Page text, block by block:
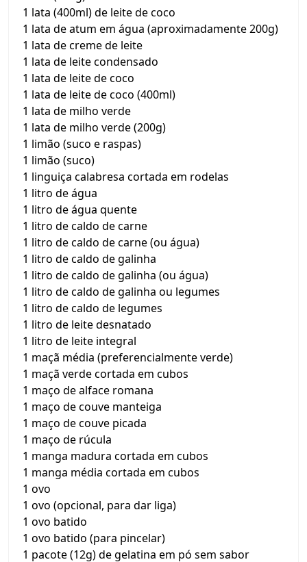
1 lata (400ml) de leite de coco
1 lata de atum em água (aproximadamente 200g)
1 lata de creme de leite
1 lata de leite condensado
1 lata de leite de coco
1 lata de leite de coco (400ml)
1 lata de milho verde
1 lata de milho verde (200g)
1 limão (suco e raspas)
1 limão (suco)
1 linguiça calabresa cortada em rodelas
1 litro de água
1 litro de água quente
1 litro de caldo de carne
1 litro de caldo de carne (ou água)
1 litro de caldo de galinha
1 litro de caldo de galinha (ou água)
1 litro de caldo de galinha ou legumes
1 litro de caldo de legumes
1 litro de leite desnatado
1 litro de leite integral
1 maçã média (preferencialmente verde)
1 maçã verde cortada em cubos
1 maço de alface romana
1 maço de couve manteiga
1 maço de couve picada
1 maço de rúcula
1 manga madura cortada em cubos
1 manga média cortada em cubos
1 ovo
1 ovo (opcional, para dar liga)
1 ovo batido
1 ovo batido (para pincelar)
1 pacote (12g) de gelatina em pó sem sabor